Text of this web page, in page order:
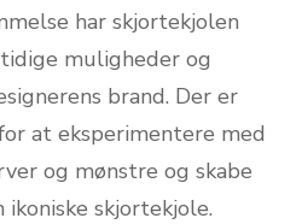
har skjortekjolen
muligheder og
brand. Der er
at eksperimentere med
og mønstre og skabe
ikoniske skjortekjole.